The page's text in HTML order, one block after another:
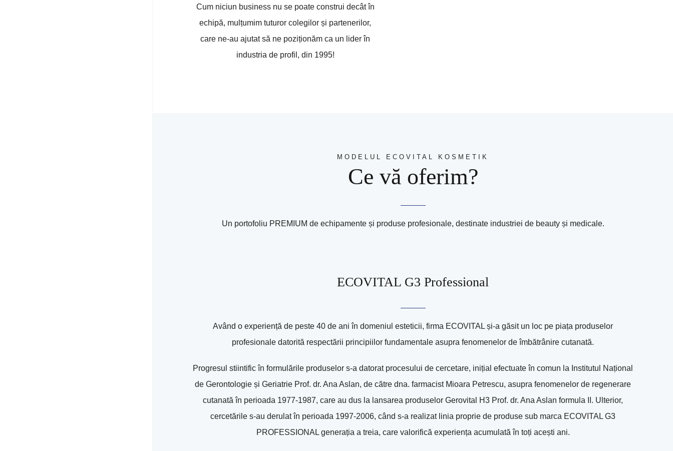
Cum niciun business nu se poate construi decât în
echipă, mulțumim tuturor colegilor și partenerilor,
care ne-au ajutat să ne poziționăm ca un lider în
industria de profil, din 1995!
MODELUL ECOVITAL KOSMETIK
Ce vă oferim?
Un portofoliu PREMIUM de echipamente și produse profesionale, destinate industriei de beauty și medicale.
ECOVITAL G3 Professional
Având o experiență de peste 40 de ani în domeniul esteticii, firma ECOVITAL și-a găsit un loc pe piața produselor
profesionale datorită respectării principiilor fundamentale asupra fenomenelor de îmbătrânire cutanată.
Progresul stiintific în formulările produselor s-a datorat procesului de cercetare, inițial efectuate în comun la Institutul Național
de Gerontologie și Geriatrie Prof. dr. Ana Aslan, de către dna. farmacist Mioara Petrescu, asupra fenomenelor de regenerare
cutanată în perioada 1977-1987, care au dus la lansarea produselor Gerovital H3 Prof. dr. Ana Aslan formula II. Ulterior,
cercetările s-au derulat în perioada 1997-2006, când s-a realizat linia proprie de produse sub marca ECOVITAL G3
PROFESSIONAL generația a treia, care valorifică experiența acumulată în toți acești ani.